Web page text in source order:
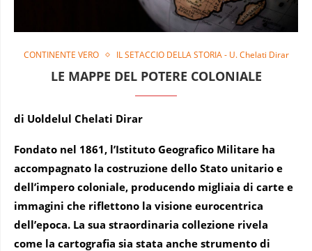
CONTINENTE VERO IL SETACCIO DELLA STORIA - U. Chelati Dirar
LE MAPPE DEL POTERE COLONIALE
di Uoldelul Chelati Dirar
Fondato nel 1861, l’Istituto Geografico Militare ha
accompagnato la costruzione dello Stato unitario e
dell’impero coloniale, producendo migliaia di carte e
immagini che riflettono la visione eurocentrica
dell’epoca. La sua straordinaria collezione rivela
come la cartografia sia stata anche strumento di